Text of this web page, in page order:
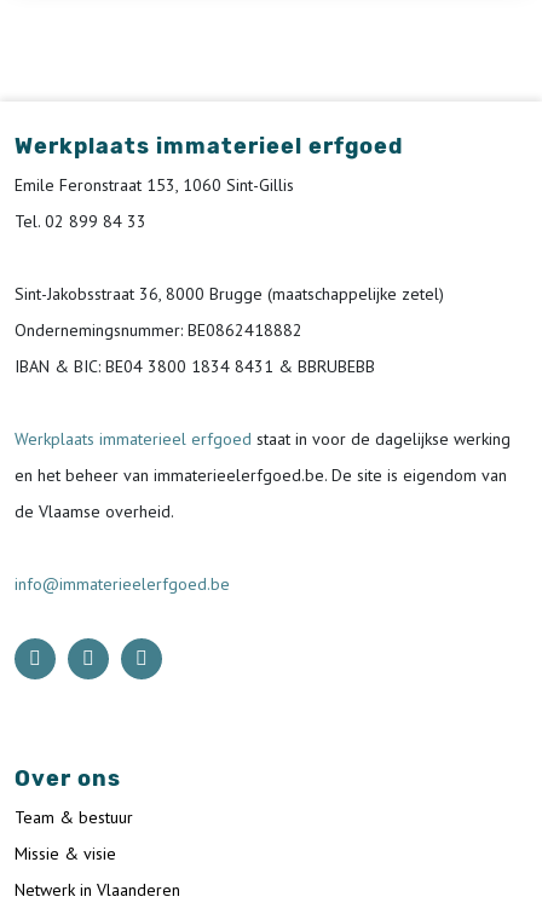
Werkplaats immaterieel erfgoed
Emile Feronstraat 153, 1060 Sint-Gillis
Tel. 02 899 84 33
Sint-Jakobsstraat 36, 8000 Brugge (maatschappelijke zetel)
Ondernemingsnummer: BE0862418882
IBAN & BIC: BE04 3800 1834 8431 & BBRUBEBB
Werkplaats immaterieel erfgoed staat in voor de dagelijkse werking
en het beheer van immaterieelerfgoed.be. De site is eigendom van
de Vlaamse overheid.
info@immaterieelerfgoed.be
Over ons
Team & bestuur
Missie & visie
Netwerk in Vlaanderen